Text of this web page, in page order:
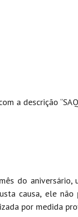
a descrição
do aniversário,
causa, ele não
por medida